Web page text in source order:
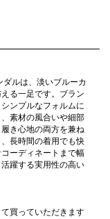
ルは、淡いブルーカ
る一足です。ブラン
ンプルなフォルムに
素材の風合いや細部
き心地の両方を兼ね
長時間の着用でも快
ーディネートまで幅
躍する実用性の高い
買っていただきます